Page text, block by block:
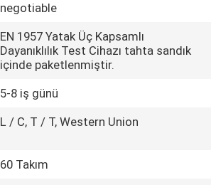
negotiable
EN 1957 Yatak Üç Kapsamlı
Dayanıklılık Test Cihazı tahta sandık
içinde paketlenmiştir.
5-8 iş günü
L / C, T / T, Western Union
60 Takım